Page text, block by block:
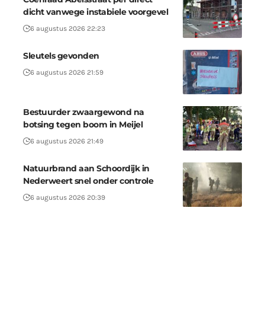
dicht vanwege instabiele voorgevel
6 augustus 2026 22:23
Sleutels gevonden
6 augustus 2026 21:59
Bestuurder zwaargewond na
botsing tegen boom in Meijel
6 augustus 2026 21:49
Natuurbrand aan Schoordijk in
Nederweert snel onder controle
6 augustus 2026 20:39